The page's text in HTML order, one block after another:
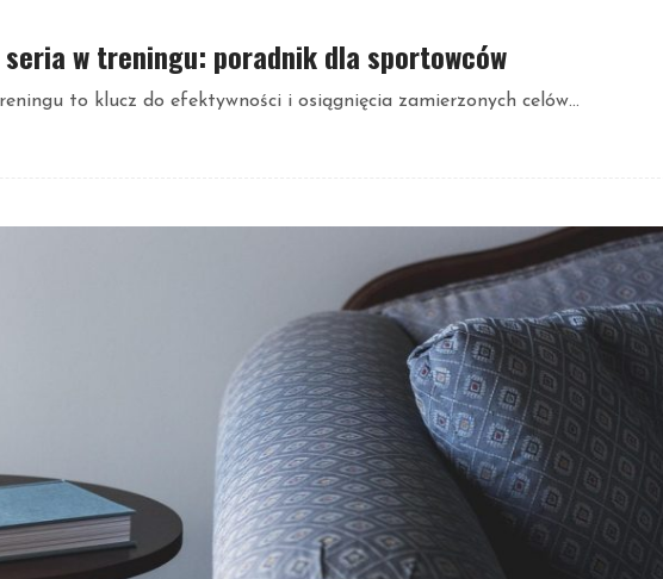
w treningu: poradnik dla sportowców
to klucz do efektywności i osiągnięcia zamierzonych celów...